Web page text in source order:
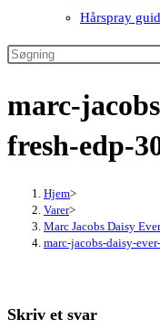
Hårspray
marc-
fresh-edp-
Hjem>
Varer>
Marc Jacobs Daisy
marc-jacobs-daisy-
Skriv et svar